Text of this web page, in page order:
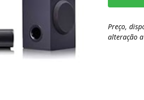
Preço,
alteração